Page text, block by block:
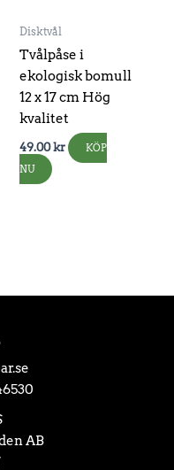
Disktvål
Tvålpåse i
ekologisk bomull
12 x 17 cm Hög
kvalitet
49.00kr
KÖP
NU
AB